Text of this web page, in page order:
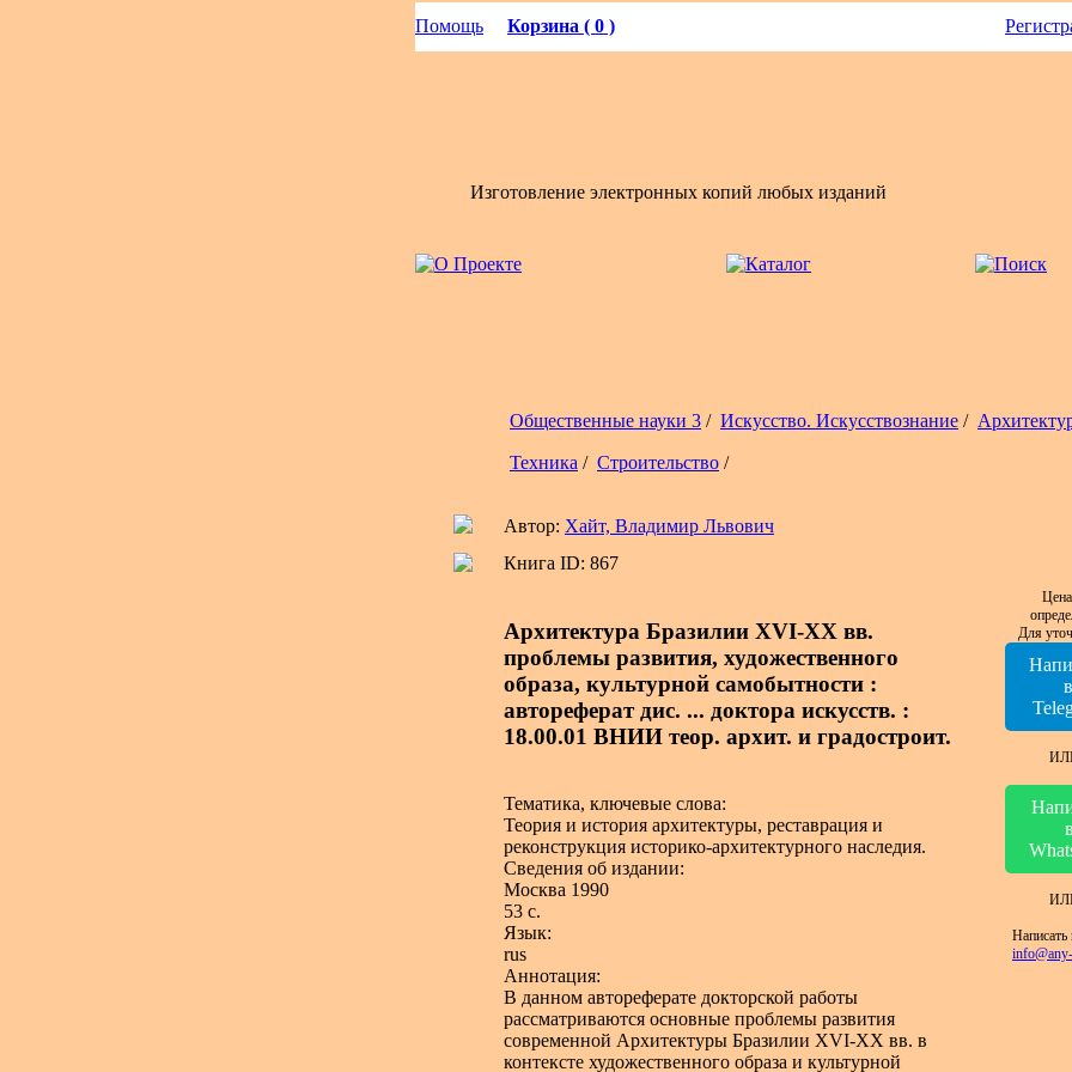
Помощь Корзина ( 0 )
Изготовление электронных копий любых изданий
Общественные науки 3 / Искусство. Искусствознание /
Техника / Строительство /
Автор: Хайт, Владимир Львович
Книга ID: 867
Архитектура Бразилии XVI-XX вв.
проблемы развития, художественного
образа, культурной самобытности :
автореферат дис. ... доктора искусств. :
18.00.01 ВНИИ теор. архит. и градостроит.
Тематика, ключевые слова:
Теория и история архитектуры, реставрация и
реконструкция историко-архитектурного наследия.
Сведения об издании:
Москва 1990
53 с.
Язык:
rus
Аннотация:
В данном автореферате докторской работы
рассматриваются основные проблемы развития
современной Архитектуры Бразилии XVI-XX вв. в
контексте художественного образа и культурной
Для
в
в
Написать